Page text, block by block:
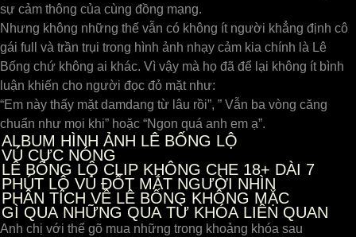
sự cảm thông của cùng đồng mạng.
Nhưng không những thế vẫn có không ít người khẳng định cô
gái full và trần trụi trong hình ảnh nhạy cảm kia chính là Lê
Bống chứ không ai khác. Vì vậy mà họ đã để lại không ít bình
luận khiến cho người đọc đỏ mặt như:
“Em này thấy mặt damdang từ lâu rồi”, ” Vẫn ba vòng căng
chuẩn như mọi khi” hoặc “Ngon quá anh em ạ”.
ALBUM HÌNH ẢNH LÊ BỐNG LỘ
VÚ CỰC NÓNG
LÊ BỐNG LỘ CLIP KHÔNG CHE 18+ DÀI 7
PHÚT LỘ VÚ ĐỐT MẮT NGƯỜI NHÌN
PHÂN TÍCH VỀ LÊ BỐNG KHÔNG MẶC
GÌ QUA NHỮNG QUA TỪ KHÓA LIÊN QUAN
Anh chị với thể gõ mua những trong khoảng khóa sau